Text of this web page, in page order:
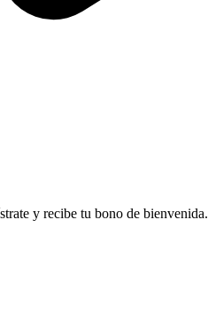
y recibe tu bono de bienvenida.